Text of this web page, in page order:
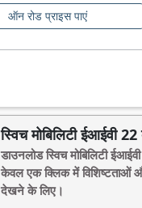
ऑन रोड प्राइस पाएं
स्विच मोबिलिटी ईआईवी 22
डाउनलोड स्विच मोबिलिटी
केवल एक क्लिक में विशिष्टताओं
देखने के लिए।